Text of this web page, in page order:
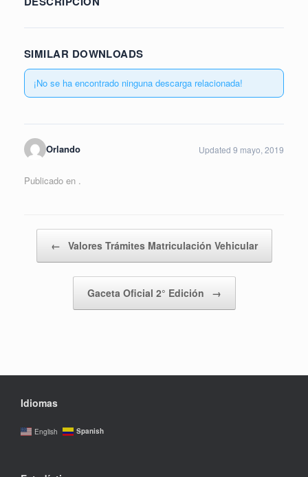
SIMILAR DOWNLOADS
¡No se ha encontrado ninguna descarga relacionada!
Orlando Updated 9 mayo, 2019
Publicado en .
← Valores Trámites Matriculación Vehicular
Gaceta Oficial 2° Edición →
Idiomas
English Spanish